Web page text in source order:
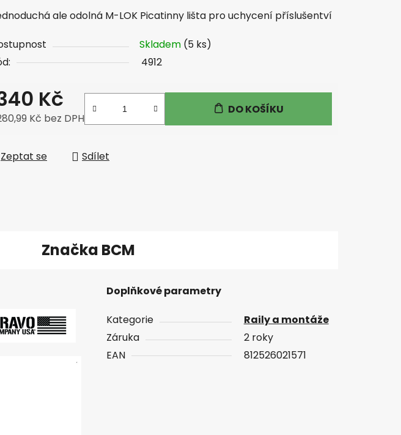
ale odolná M-LOK Picatinny lišta pro uchycení příslušentví
Skladem (5 ks)
4912
Kč
Kč bez DPH
DO KOŠÍKU
Zeptat se Sdílet
Značka BCM
Doplňkové parametry
Kategorie
Raily a montáže
Záruka
2 roky
EAN
812526021571